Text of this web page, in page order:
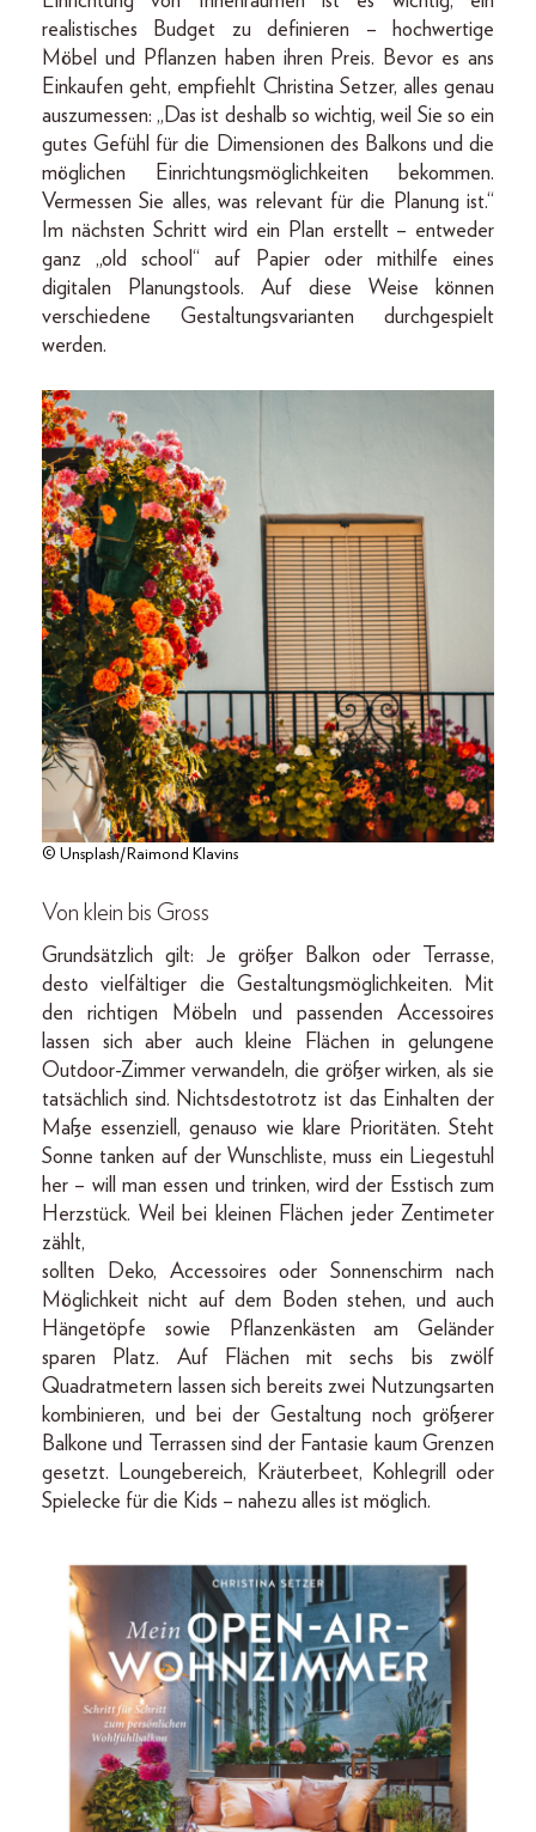
realistisches Budget zu definieren – hochwertige
Möbel und Pflanzen haben ihren Preis. Bevor es ans
Einkaufen geht, empfiehlt Christina Setzer, alles genau
auszumessen: „Das ist deshalb so wichtig, weil Sie so ein
gutes Gefühl für die Dimensionen des Balkons und die
möglichen Einrichtungsmöglichkeiten bekommen.
Vermessen Sie alles, was relevant für die Planung ist.“
Im nächsten Schritt wird ein Plan erstellt – entweder
ganz „old school“ auf Papier oder mithilfe eines
digitalen Planungstools. Auf diese Weise können
verschiedene Gestaltungsvarianten durchgespielt
werden.
© Unsplash/Raimond Klavins
Von klein bis Gross
Grundsätzlich gilt: Je größer Balkon oder Terrasse,
desto vielfältiger die Gestaltungsmöglichkeiten. Mit
den richtigen Möbeln und passenden Accessoires
lassen sich aber auch kleine Flächen in gelungene
Outdoor-Zimmer verwandeln, die größer wirken, als sie
tatsächlich sind. Nichtsdestotrotz ist das Einhalten der
Maße essenziell, genauso wie klare Prioritäten. Steht
Sonne tanken auf der Wunschliste, muss ein Liegestuhl
her – will man essen und trinken, wird der Esstisch zum
Herzstück. Weil bei kleinen Flächen jeder Zentimeter
zählt,
sollten Deko, Accessoires oder Sonnenschirm nach
Möglichkeit nicht auf dem Boden stehen, und auch
Hängetöpfe sowie Pflanzenkästen am Geländer
sparen Platz. Auf Flächen mit sechs bis zwölf
Quadratmetern lassen sich bereits zwei Nutzungsarten
kombinieren, und bei der Gestaltung noch größerer
Balkone und Terrassen sind der Fantasie kaum Grenzen
gesetzt. Loungebereich, Kräuterbeet, Kohlegrill oder
Spielecke für die Kids – nahezu alles ist möglich.